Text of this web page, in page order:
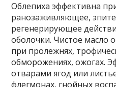
Облепиха эффективна
ранозаживляющее,
регенерирующее
оболочки. Чистое масло
при пролежнях,
обморожениях, ожогах.
отварами ягод или
флегмонах, гнойных